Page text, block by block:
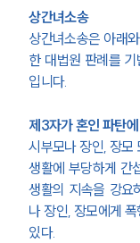
상간녀소송
상간녀소송은 아래
한 대법원 판례를
입니다.
제3자가 혼인 파탄
시부모나 장인, 장모
생활에 부당하게 간
생활의 지속을 강요
나 장인, 장모에게
있다.